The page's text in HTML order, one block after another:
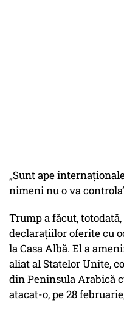
„Sunt ape
nimeni nu o va
Trump a făcut,
declarațiilor oferite cu
la Casa Albă. El a
aliat al Statelor Unite,
din Peninsula Arabică
atacat-o, pe 28